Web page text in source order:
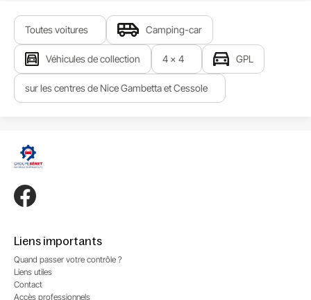
Toutes voitures Camping-car
Véhicules de collection 4 x 4 GPL
sur les centres de Nice Gambetta et Cessole
Liens importants
Quand passer votre contrôle ?
Liens utiles
Contact
Accès professionnels